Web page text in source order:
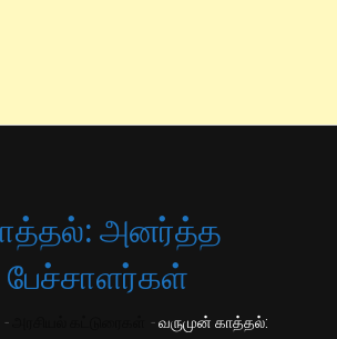
அனர்த்த
- -வருமுன் காத்தல்: